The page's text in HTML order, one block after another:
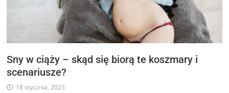
Sny w ciąży – skąd się biorą te koszmary i
scenariusze?
18 stycznia, 2023